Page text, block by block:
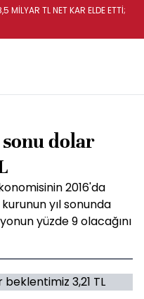
MİLYAR TL NET KAR ELDE ETTİ;
dolar
2016'da
yıl sonunda
yüzde 9 olacağını